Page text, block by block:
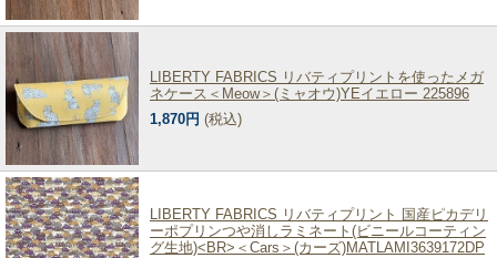
LIBERTY FABRICS リバティプリントを使ったメガ
ネケース＜Meow＞(ミャオウ)YEイエロー 225896
1,870円 (税込)
LIBERTY FABRICS リバティプリント 国産ピカデリ
ーポプリンつや消しラミネート(ビニールコーティン
グ生地)<BR>＜Cars＞(カーズ)MATLAMI3639172DP